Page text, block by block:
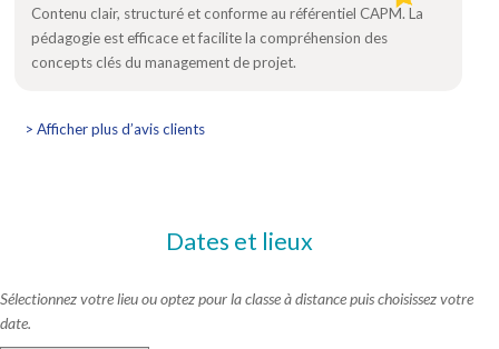
Contenu clair, structuré et conforme au référentiel CAPM. La
pédagogie est efficace et facilite la compréhension des
concepts clés du management de projet.
> Afficher plus d’avis clients
Dates et lieux
Sélectionnez votre lieu ou optez pour la classe à distance puis choisissez votre
date.